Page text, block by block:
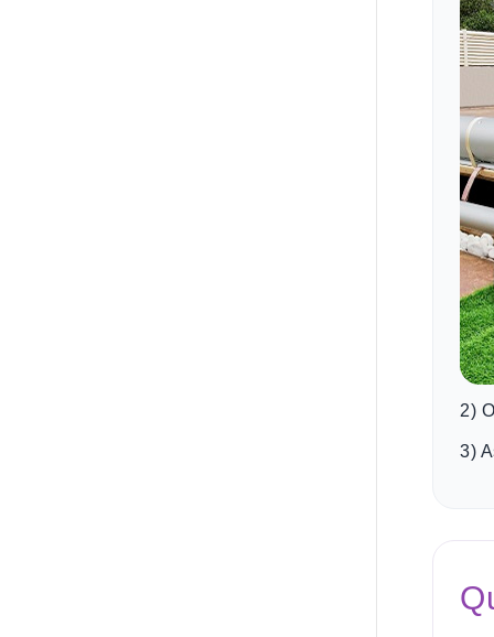
2)
3)